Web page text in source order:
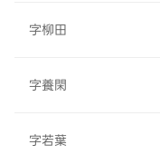
字柳田
字養閑
字若葉